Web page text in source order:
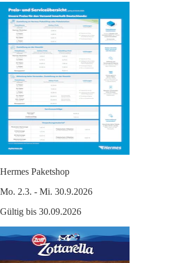
Hermes Paketshop
Mo. 2.3. - Mi. 30.9.2026
Gültig bis 30.09.2026